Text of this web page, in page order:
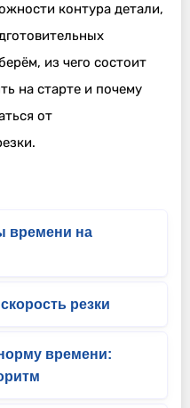
контура детали,
из чего состоит
на старте и почему
от
времени на
резки
времени: